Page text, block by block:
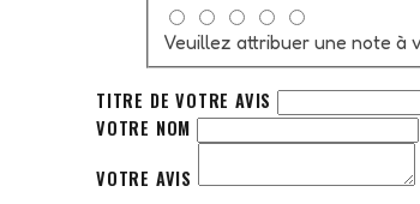
Veuillez attribuer une note à
TITRE DE VOTRE AVIS
VOTRE NOM
VOTRE AVIS